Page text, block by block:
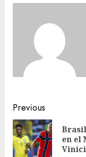
Previous
en el